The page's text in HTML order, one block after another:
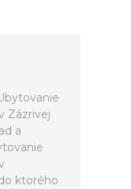
Zázrivej
a
ktorého